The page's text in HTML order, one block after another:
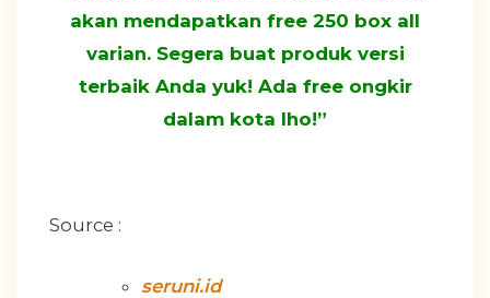
akan mendapatkan free 250 box all
varian. Segera buat produk versi
terbaik Anda yuk! Ada free ongkir
dalam kota lho!”
Source :
seruni.id